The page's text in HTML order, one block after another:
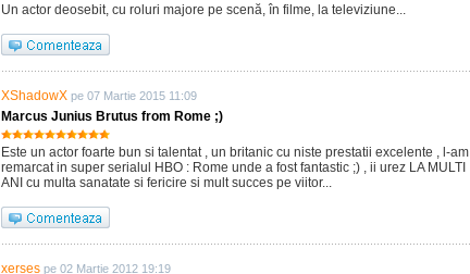
Un actor deosebit, cu roluri majore pe scenă, în filme, la televiziune...
XShadowX pe 07 Martie 2015 11:09
Marcus Junius Brutus from Rome ;)
Este un actor foarte bun si talentat , un britanic cu niste prestatii excelente , l-am
remarcat in super serialul HBO : Rome unde a fost fantastic ;) , ii urez LA MULTI
ANI cu multa sanatate si fericire si mult succes pe viitor...
xerses pe 02 Martie 2012 19:19